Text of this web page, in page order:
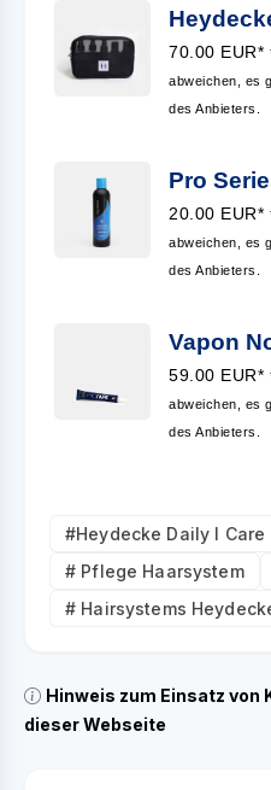
70.00 EUR*
abweichen, es
des Anbieters.
Pro
20.00 EUR*
abweichen, es
des Anbieters.
Vapon
59.00 EUR*
abweichen, es
des Anbieters.
#Heydecke Daily I Care
# Pflege Haarsystem
# Hairsystems
Hinweis zum Einsatz
dieser Webseite